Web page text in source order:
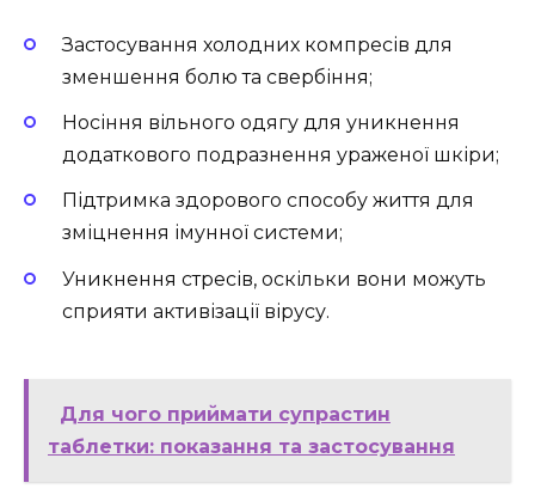
Застосування холодних компресів для
зменшення болю та свербіння;
Носіння вільного одягу для уникнення
додаткового подразнення ураженої шкіри;
Підтримка здорового способу життя для
зміцнення імунної системи;
Уникнення стресів, оскільки вони можуть
сприяти активізації вірусу.
Для чого приймати супрастин
таблетки: показання та застосування